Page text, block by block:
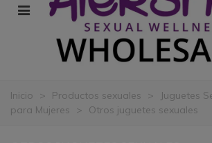
Inicio > Productos sexuales >
Juguetes
para Mujeres
> Otros juguetes sexuales